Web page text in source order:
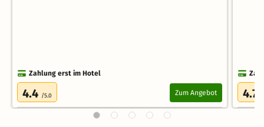
Zahlung erst im Hotel
4.4 /5.0 Zum Angebot 4.7